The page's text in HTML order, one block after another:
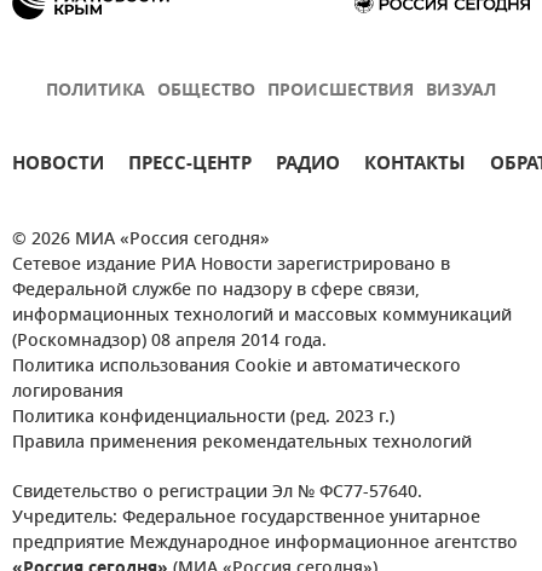
ПОЛИТИКА ОБЩЕСТВО ПРОИСШЕСТВИЯ ВИЗУАЛ
НОВОСТИ ПРЕСС-ЦЕНТР РАДИО КОНТАКТЫ
© 2026 МИА «Россия сегодня»
Сетевое издание РИА Новости зарегистрировано в
Федеральной службе по надзору в сфере связи,
информационных технологий и массовых коммуникаций
(Роскомнадзор) 08 апреля 2014 года.
Политика использования Cookie и автоматического
логирования
Политика конфиденциальности (ред. 2023 г.)
Правила применения рекомендательных технологий
Свидетельство о регистрации Эл № ФС77-57640.
Учредитель: Федеральное государственное унитарное
предприятие Международное информационное агентство